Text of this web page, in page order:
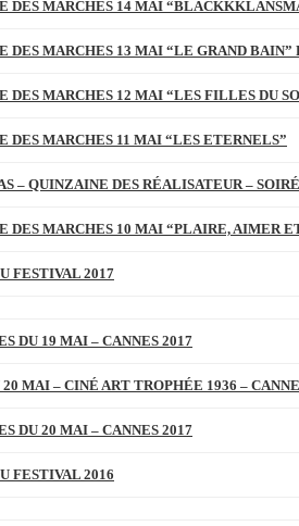
DES MARCHES 14 MAI
DES MARCHES 13 MAI “LE GRAND
DES MARCHES 12 MAI “LES FILLES DU
DES MARCHES 11 MAI “LES ETERNELS”
– QUINZAINE DES RÉALISATEUR –
DES MARCHES 10 MAI “PLAIRE, AIMER
FESTIVAL 2017
DU 19 MAI – CANNES 2017
MAI – CINÉ ART TROPHÉE 1936 –
DU 20 MAI – CANNES 2017
FESTIVAL 2016